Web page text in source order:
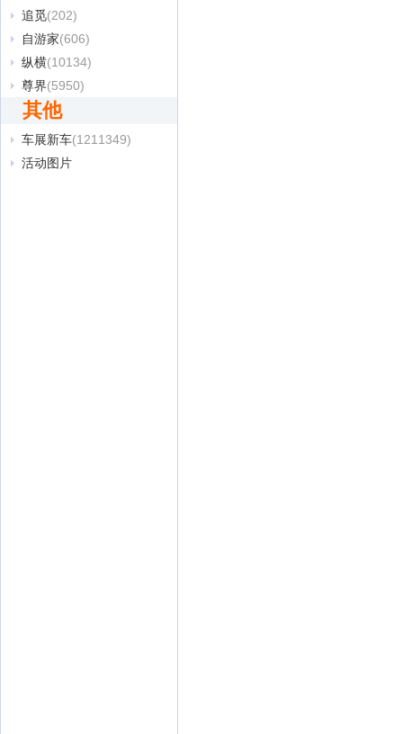
追觅(202)
自游家(606)
纵横(10134)
尊界(5950)
其他
车展新车(1211349)
活动图片